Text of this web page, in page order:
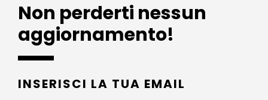
Non perderti nessun
aggiornamento!
INSERISCI LA TUA EMAIL